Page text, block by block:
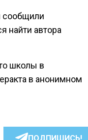
сообщили
найти автора
школы в
в анонимном